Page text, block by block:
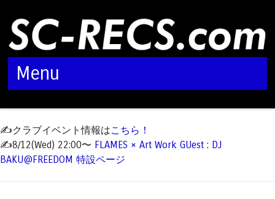
Menu
✍️クラブイベント情報はこちら！
✍️8/12(Wed) 22:00〜 FLAMES × Art Work GUest : DJ
BAKU@FREEDOM 特設ページ